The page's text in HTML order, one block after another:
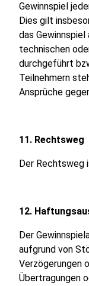
Gewinnspiel
Dies gilt
das Gewinnspiel
technischen
durchgeführt
Teilnehmern
Ansprüche
11. Rechtsweg
Der Rechtsweg
12.
Der
aufgrund von
Verzögerungen
Übertragungen